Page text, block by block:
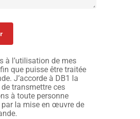
à l’utilisation de mes
que puisse être traitée
J’accorde à DB1 la
transmettre ces
à toute personne
par la mise en œuvre de